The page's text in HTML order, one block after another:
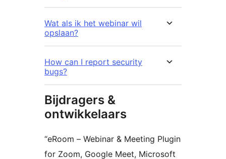
Wat als ik het webinar wil
opslaan?
How can I report security
bugs?
Bijdragers &
ontwikkelaars
“eRoom – Webinar & Meeting Plugin
for Zoom, Google Meet, Microsoft